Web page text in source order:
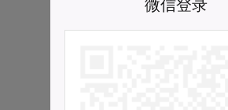
微信登录